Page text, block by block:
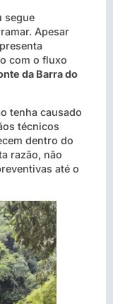
segue
Apesar
com o fluxo
da Barra do
tenha causado
técnicos
dentro do
razão, não
até o